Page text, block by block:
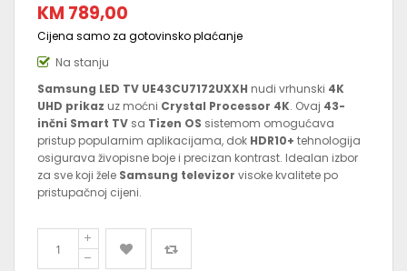
KM 789,00
Cijena samo za gotovinsko plaćanje
Na stanju
Samsung LED TV UE43CU7172UXXH nudi vrhunski 4K
UHD prikaz uz moćni Crystal Processor 4K. Ovaj 43-
inčni Smart TV sa Tizen OS sistemom omogućava
pristup popularnim aplikacijama, dok HDR10+ tehnologija
osigurava živopisne boje i precizan kontrast. Idealan izbor
za sve koji žele Samsung televizor visoke kvalitete po
pristupačnoj cijeni.